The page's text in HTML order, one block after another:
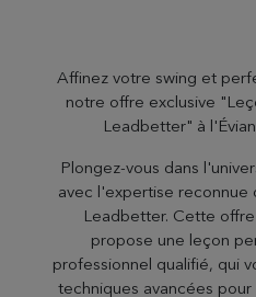
Affinez votre swing et
notre offre exclusive
Leadbetter" à
Plongez-vous dans
avec l'expertise reconnue
Leadbetter. Cette
propose une leçon
professionnel qualifié, qui
techniques avancées